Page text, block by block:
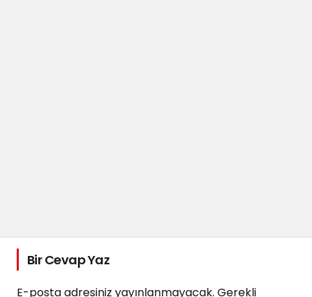
Bir Cevap Yaz
E-posta adresiniz yayınlanmayacak. Gerekli